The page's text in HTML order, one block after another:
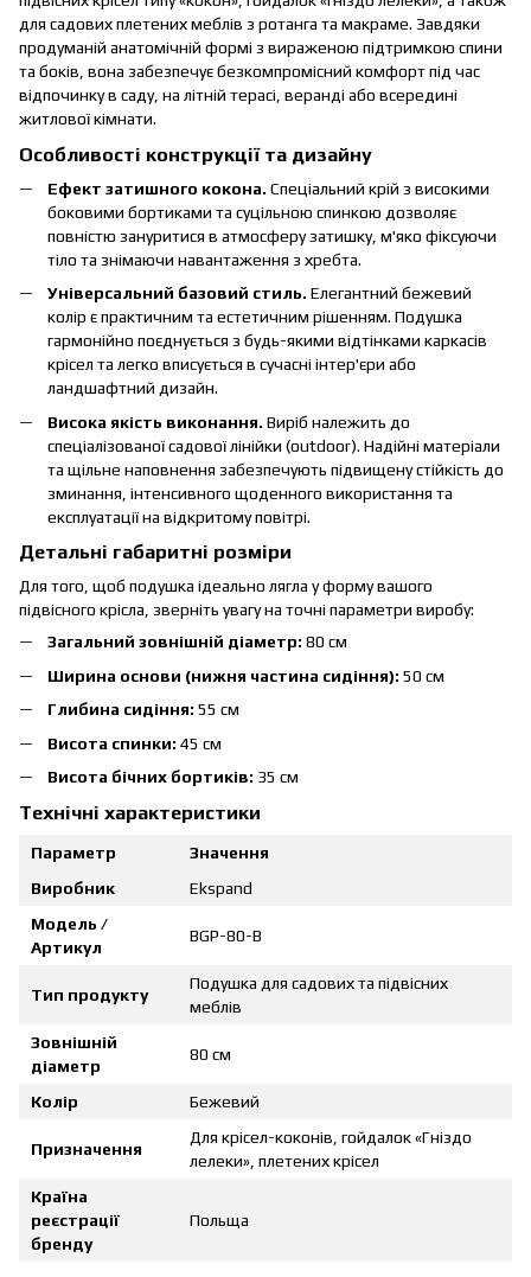
для садових плетених меблів з ротанга та макраме. Завдяки
продуманій анатомічній формі з вираженою підтримкою спини
та боків, вона забезпечує безкомпромісний комфорт під час
відпочинку в саду, на літній терасі, веранді або всередині
житлової кімнати.
Особливості конструкції та дизайну
Ефект затишного кокона. Спеціальний крій з високими
боковими бортиками та суцільною спинкою дозволяє
повністю зануритися в атмосферу затишку, м'яко фіксуючи
тіло та знімаючи навантаження з хребта.
Універсальний базовий стиль. Елегантний бежевий
колір є практичним та естетичним рішенням. Подушка
гармонійно поєднується з будь-якими відтінками каркасів
крісел та легко вписується в сучасні інтер'єри або
ландшафтний дизайн.
Висока якість виконання. Виріб належить до
спеціалізованої садової лінійки (outdoor). Надійні матеріали
та щільне наповнення забезпечують підвищену стійкість до
зминання, інтенсивного щоденного використання та
експлуатації на відкритому повітрі.
Детальні габаритні розміри
Для того, щоб подушка ідеально лягла у форму вашого
підвісного крісла, зверніть увагу на точні параметри виробу:
Загальний зовнішній діаметр: 80 см
Ширина основи (нижня частина сидіння): 50 см
Глибина сидіння: 55 см
Висота спинки: 45 см
Висота бічних бортиків: 35 см
Технічні характеристики
Параметр
Значення
Виробник
Ekspand
Модель /
Артикул
BGP-80-B
Тип продукту
Подушка для садових та підвісних
меблів
Зовнішній
діаметр
80 см
Колір Бежевий
Призначення
Для крісел-коконів, гойдалок «Гніздо
лелеки», плетених крісел
Країна
реєстрації
бренду
Польща